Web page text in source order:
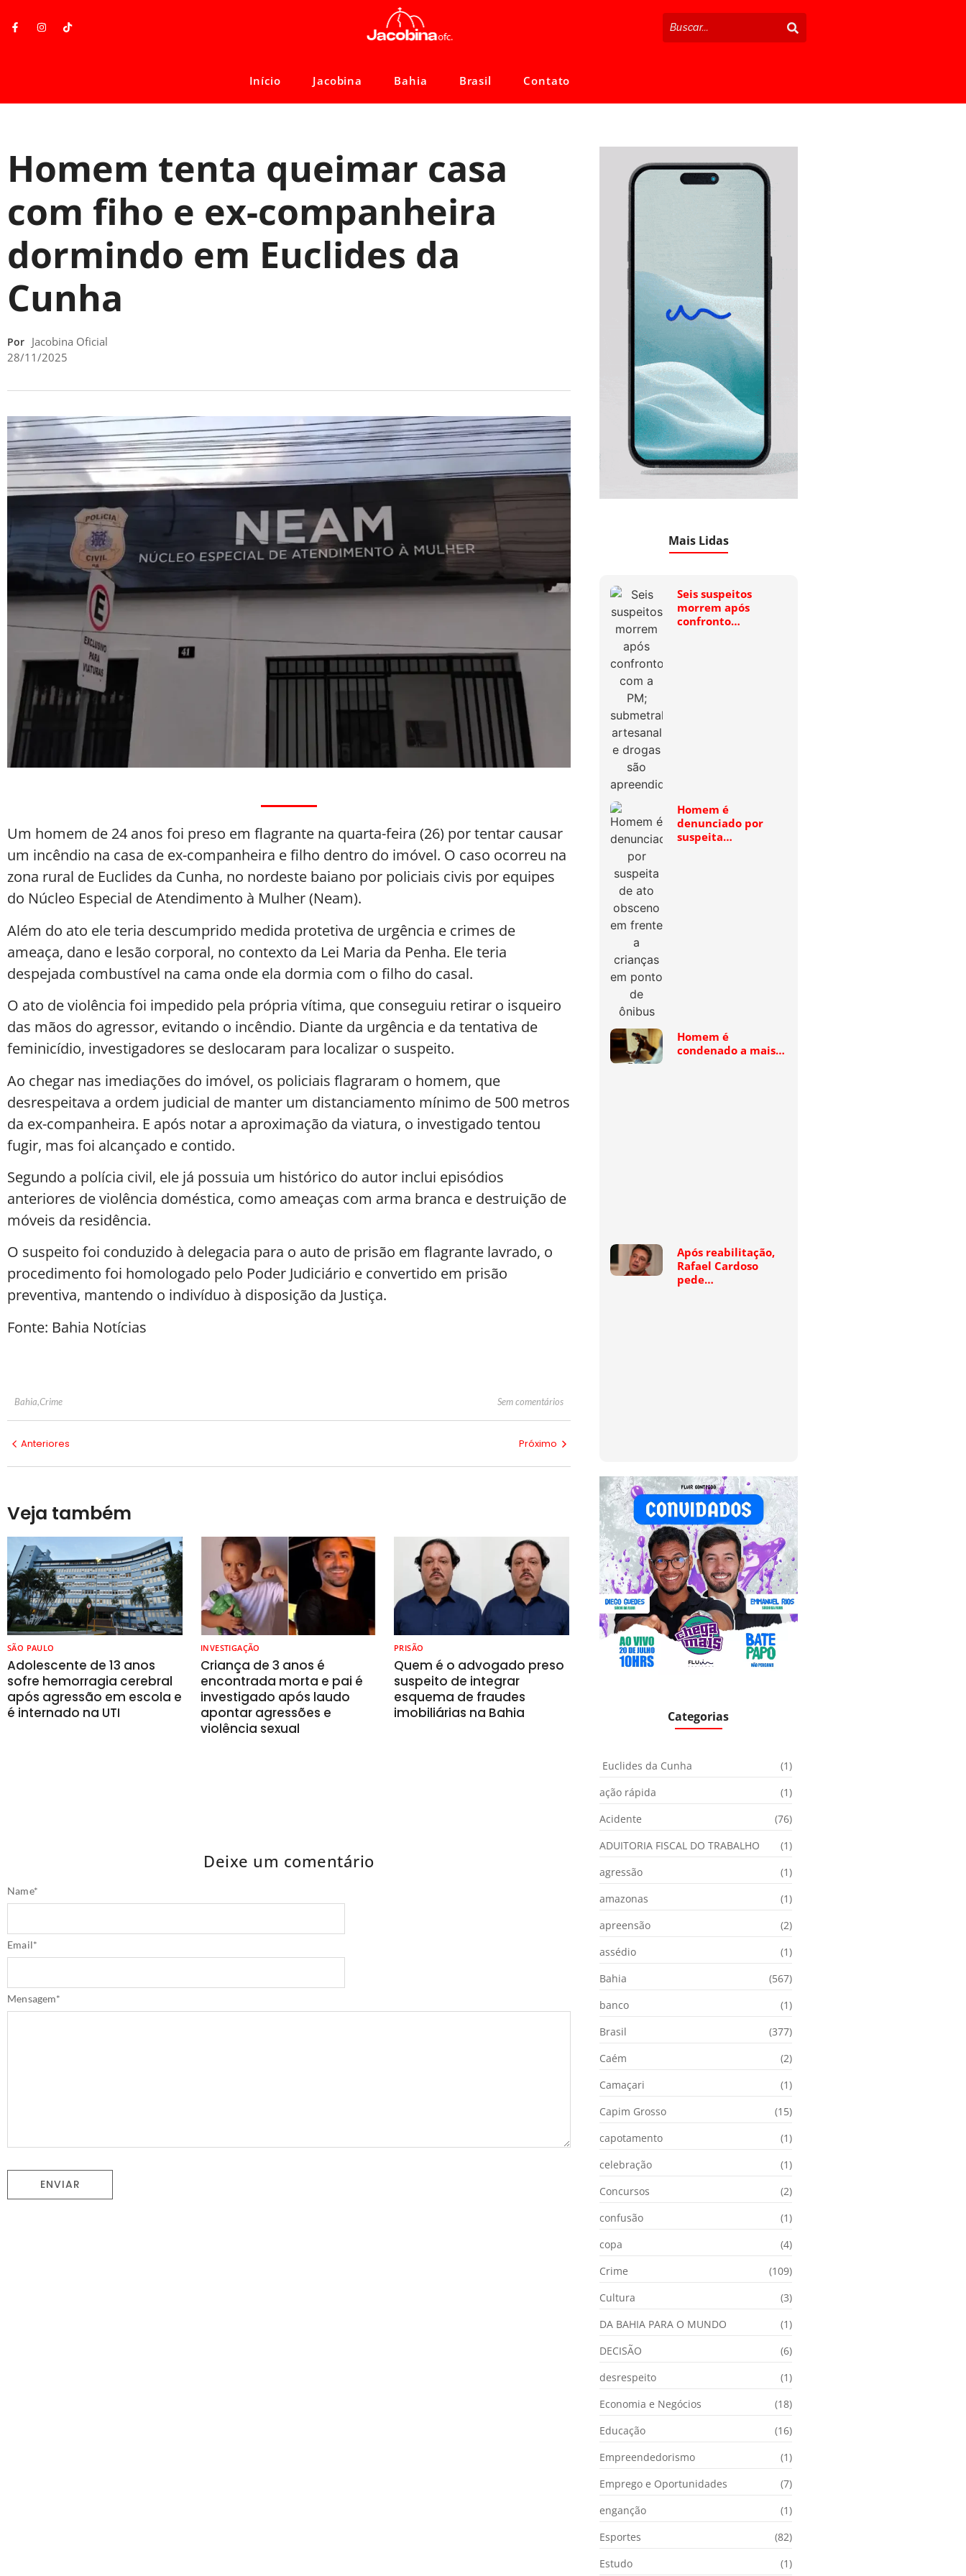
Início Jacobina Bahia Brasil Contato
Homem tenta queimar casa
com fiho e ex-companheira
dormindo em Euclides da
Cunha
Por Jacobina Oficial
28/11/2025
Um homem de 24 anos foi preso em flagrante na quarta-feira (26) por tentar causar
um incêndio na casa de ex-companheira e filho dentro do imóvel. O caso ocorreu na
zona rural de Euclides da Cunha, no nordeste baiano por policiais civis por equipes
do Núcleo Especial de Atendimento à Mulher (Neam).
Além do ato ele teria descumprido medida protetiva de urgência e crimes de
ameaça, dano e lesão corporal, no contexto da Lei Maria da Penha. Ele teria
despejada combustível na cama onde ela dormia com o filho do casal.
O ato de violência foi impedido pela própria vítima, que conseguiu retirar o isqueiro
das mãos do agressor, evitando o incêndio. Diante da urgência e da tentativa de
feminicídio, investigadores se deslocaram para localizar o suspeito.
Ao chegar nas imediações do imóvel, os policiais flagraram o homem, que
desrespeitava a ordem judicial de manter um distanciamento mínimo de 500 metros
da ex-companheira. E após notar a aproximação da viatura, o investigado tentou
fugir, mas foi alcançado e contido.
Segundo a polícia civil, ele já possuia um histórico do autor inclui episódios
anteriores de violência doméstica, como ameaças com arma branca e destruição de
móveis da residência.
O suspeito foi conduzido à delegacia para o auto de prisão em flagrante lavrado, o
procedimento foi homologado pelo Poder Judiciário e convertido em prisão
preventiva, mantendo o indivíduo à disposição da Justiça.
Fonte: Bahia Notícias
Bahia,Crime Sem comentários
Anteriores Próximo
Veja também
SÃO PAULO
Adolescente de 13 anos
sofre hemorragia cerebral
após agressão em escola e
é internado na UTI
INVESTIGAÇÃO
Criança de 3 anos é
encontrada morta e pai é
investigado após laudo
apontar agressões e
violência sexual
PRISÃO
Quem é o advogado preso
suspeito de integrar
esquema de fraudes
imobiliárias na Bahia
Deixe um comentário
Name*
Email*
Mais Lidas
Seis suspeitos
morrem após
confronto…
Homem é
denunciado por
suspeita…
Homem é
condenado a mais…
Após reabilitação,
Rafael Cardoso
pede…
Categorias
Euclides da Cunha
(1)
ação rápida
(1)
Acidente
(76)
ADUITORIA FISCAL DO TRABALHO
(1)
agressão
(1)
amazonas
(1)
apreensão
(2)
assédio
(1)
Bahia
(567)
banco
(1)
Brasil
(377)
Caém
(2)
Camaçari
(1)
Capim Grosso
(15)
capotamento
(1)
celebração
(1)
Concursos
(2)
confusão
(1)
copa
(4)
Crime
(109)
Cultura
(3)
DA BAHIA PARA O MUNDO
(1)
DECISÃO
(6)
desrespeito
(1)
Economia e Negócios
(18)
Educação
(16)
Empreendedorismo
(1)
Emprego e Oportunidades
(7)
enganção
(1)
Esportes
(82)
Estudo
(1)